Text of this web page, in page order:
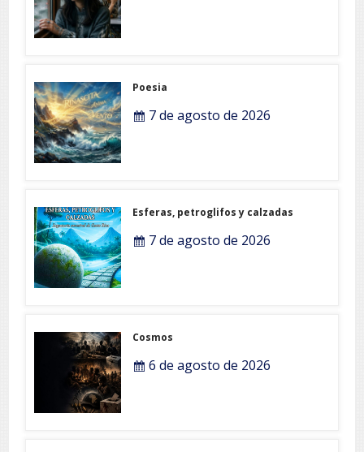
Poesia
7 de agosto de 2026
Esferas, petroglifos y calzadas
7 de agosto de 2026
Cosmos
6 de agosto de 2026